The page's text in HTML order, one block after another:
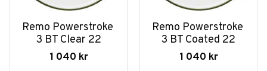
Remo Powerstroke
3 BT Clear 22
1 040 kr
Remo Powerstroke
3 BT Coated 22
1 040 kr